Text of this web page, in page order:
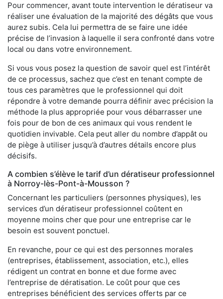
Pour commencer, avant toute intervention le dératiseur va
réaliser une évaluation de la majorité des dégâts que vous
aurez subis. Cela lui permettra de se faire une idée
précise de l’invasion à laquelle il sera confronté dans votre
local ou dans votre environnement.
Si vous vous posez la question de savoir quel est l’intérêt
de ce processus, sachez que c’est en tenant compte de
tous ces paramètres que le professionnel qui doit
répondre à votre demande pourra définir avec précision la
méthode la plus appropriée pour vous débarrasser une
fois pour de bon de ces animaux qui vous rendent le
quotidien invivable. Cela peut aller du nombre d’appât ou
de piège à utiliser jusqu’à d’autres détails encore plus
décisifs.
A combien s’élève le tarif d’un dératiseur professionnel
à Norroy-lès-Pont-à-Mousson ?
Concernant les particuliers (personnes physiques), les
services d’un dératiseur professionnel coûtent en
moyenne moins cher que pour une entreprise car le
besoin est souvent ponctuel.
En revanche, pour ce qui est des personnes morales
(entreprises, établissement, association, etc.), elles
rédigent un contrat en bonne et due forme avec
l’entreprise de dératisation. Le coût pour que ces
entreprises bénéficient des services offerts par ce